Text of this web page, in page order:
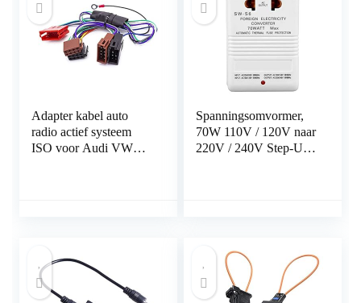
Adapter kabel auto
radio actief systeem
ISO voor Audi VW
Spanningsomvormer,
70W 110V / 120V naar
220V / 240V Step-Up